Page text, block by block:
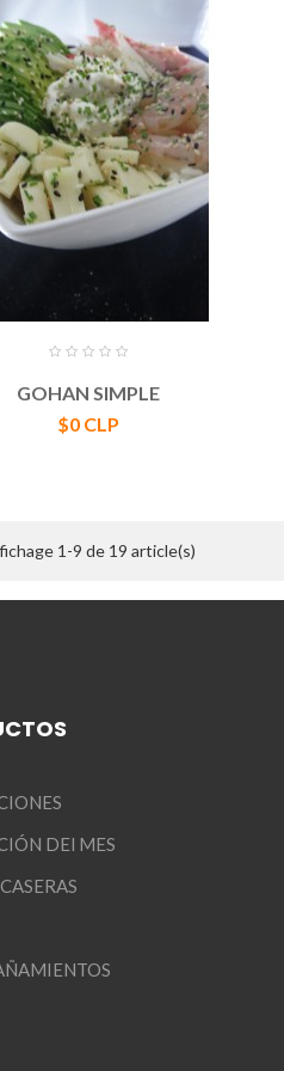
GOHAN SIMPLE
Precio
$0 CLP
1-9 de 19 article(s)
DEl MES